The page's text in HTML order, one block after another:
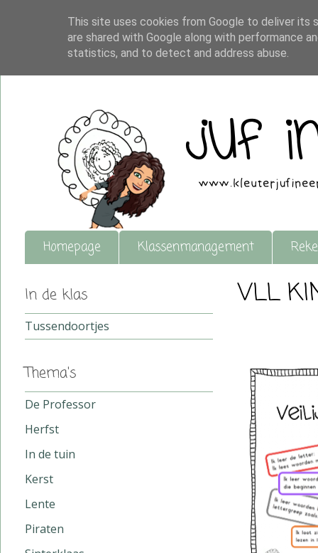
Homepage Klassenmanagement
VLL
In de klas
Tussendoortjes
Thema's
De Professor
Herfst
In de tuin
Kerst
Lente
Piraten
This site uses cookies from Google to deliver its
are shared with Google along with performance
statistics, and to detect and address abuse.